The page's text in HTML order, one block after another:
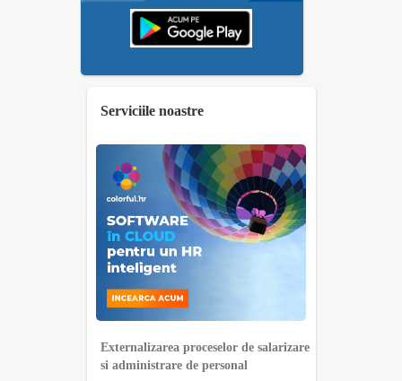
Serviciile noastre
Externalizarea proceselor de salarizare
si administrare de personal